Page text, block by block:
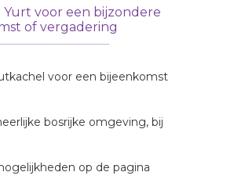
voor een bijzondere
of vergadering
voor een bijeenkomst
bosrijke omgeving, bij
op de pagina